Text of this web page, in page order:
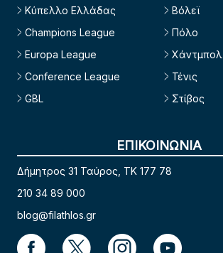
Κύπελλο Ελλάδας
Champions League
Europa League
Conference League
GBL
Βόλεϊ
Πόλο
Χάντμπολ
Τένις
Στίβος
ΕΠΙΚΟΙΝΩΝΙΑ
Δήμητρος 31 Ταύρος, TK 177 78
210 34 89 000
blog@filathlos.gr